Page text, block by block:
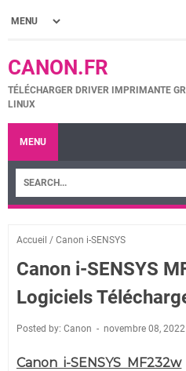
CANON.FR
TÉLÉCHARGER DRIVER IMPRIMANTE
LINUX
MENU
Accueil / Canon i-SENSYS
Canon i-SENSYS
Logiciels
Posted by: Canon novembre 08, 2022
Canon i-SENSYS MF232w